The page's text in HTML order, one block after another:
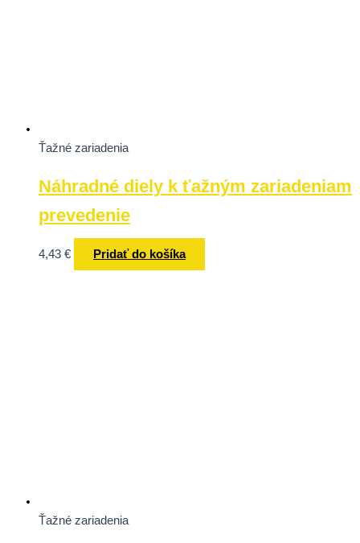
Ťažné zariadenia
Náhradné diely k ťažným zariadeniam
prevedenie
4,43 € Pridať do košíka
Ťažné zariadenia